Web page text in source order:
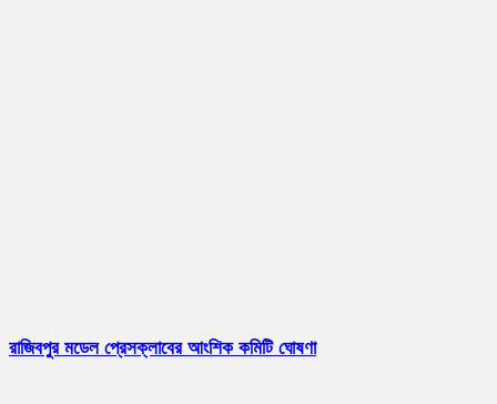
রাজিবপুর মডেল প্রেসক্লাবের আংশিক কমিটি ঘোষণা